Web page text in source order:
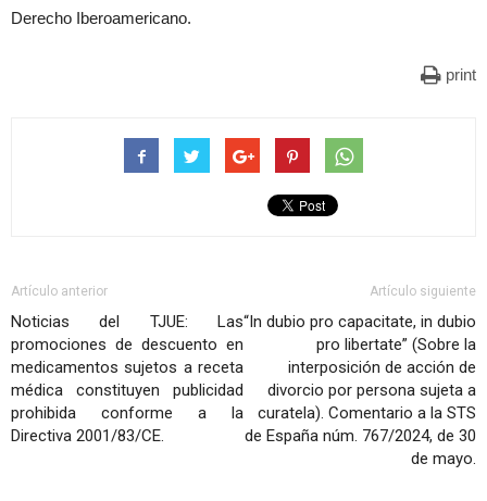
Derecho Iberoamericano.
print
Artículo anterior
Noticias del TJUE: Las
promociones de descuento en
medicamentos sujetos a receta
médica constituyen publicidad
prohibida conforme a la
Directiva 2001/83/CE.
Artículo siguiente
“In dubio pro capacitate, in dubio
pro libertate” (Sobre la
interposición de acción de
divorcio por persona sujeta a
curatela). Comentario a la STS
de España núm. 767/2024, de 30
de mayo.